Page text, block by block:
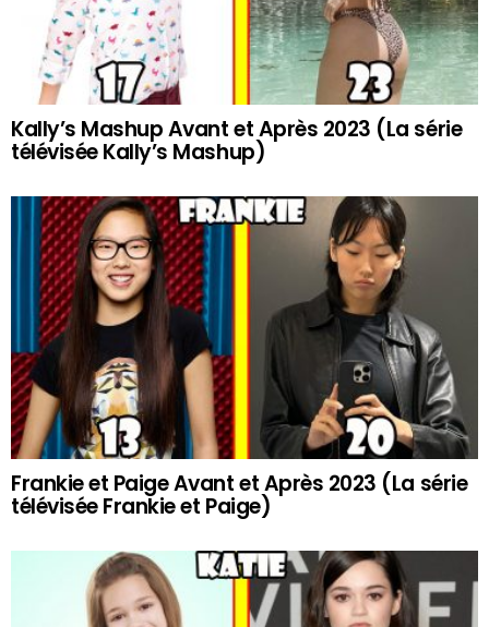
Kally’s Mashup Avant et Après 2023 (La série
télévisée Kally’s Mashup)
Frankie et Paige Avant et Après 2023 (La série
télévisée Frankie et Paige)